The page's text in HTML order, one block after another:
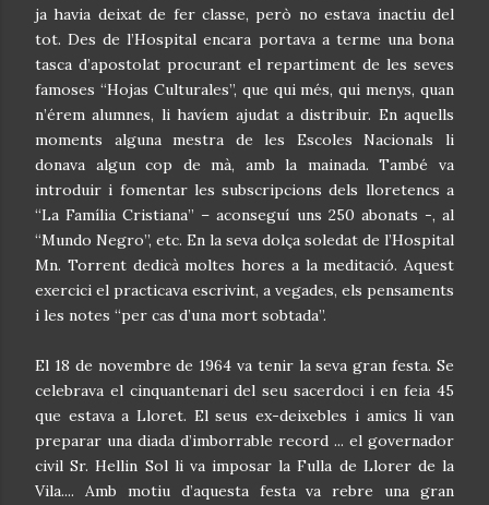
ja havia deixat de fer classe, però no estava inactiu del
tot. Des de l’Hospital encara portava a terme una bona
tasca d’apostolat procurant el repartiment de les seves
famoses “Hojas Culturales”, que qui més, qui menys, quan
n’érem alumnes, li havíem ajudat a distribuir. En aquells
moments alguna mestra de les Escoles Nacionals li
donava algun cop de mà, amb la mainada. També va
introduir i fomentar les subscripcions dels lloretencs a
“La Família Cristiana” – aconseguí uns 250 abonats -, al
“Mundo Negro”, etc. En la seva dolça soledat de l’Hospital
Mn. Torrent dedicà moltes hores a la meditació. Aquest
exercici el practicava escrivint, a vegades, els pensaments
i les notes “per cas d’una mort sobtada”.
El 18 de novembre de 1964 va tenir la seva gran festa. Se
celebrava el cinquantenari del seu sacerdoci i en feia 45
que estava a Lloret. El seus ex-deixebles i amics li van
preparar una diada d’imborrable record ... el governador
civil Sr. Hellin Sol li va imposar la Fulla de Llorer de la
Vila.... Amb motiu d’aquesta festa va rebre una gran